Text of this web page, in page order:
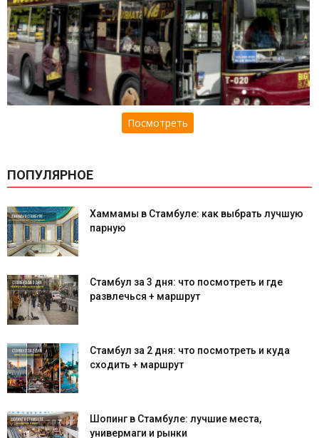
Посмотреть
ПОПУЛЯРНОЕ
Хаммамы в Стамбуле: как выбрать лучшую
парную
Стамбул за 3 дня: что посмотреть и где
развлечься + маршрут
Стамбул за 2 дня: что посмотреть и куда
сходить + маршрут
Шопинг в Стамбуле: лучшие места,
универмаги и рынки